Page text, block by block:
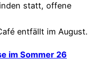
statt, offene
entfällt im August.
im Sommer 26